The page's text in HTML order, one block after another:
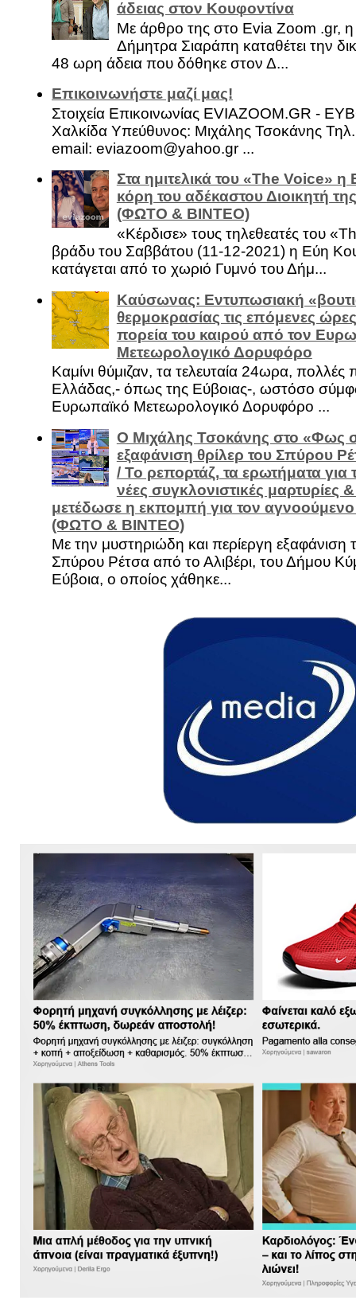
άδειας στον Κουφοντίνα
Με άρθρο της στο Evia Zoom .gr,
Δήμητρα Σιαράπη καταθέτει την
48 ωρη άδεια που δόθηκε στον Δ...
Επικοινωνήστε μαζί μας!
Στοιχεία Επικοινωνίας EVIAZOOM.GR -
Χαλκίδα Υπεύθυνος: Μιχάλης Τσοκάνης
email: eviazoom@yahoo.gr ...
Στα ημιτελικά του «The Voice»
κόρη του αδέκαστου Διοικητή
(ΦΩΤΟ & ΒΙΝΤΕΟ)
«Κέρδισε» τους τηλεθεατές του
βράδυ του Σαββάτου (11-12-2021) η Εύη
κατάγεται από το χωριό Γυμνό του Δήμ...
Καύσωνας: Εντυπωσιακή
θερμοκρασίας τις επόμενες
πορεία του καιρού από τον
Μετεωρολογικό Δορυφόρο
Καμίνι θύμιζαν, τα τελευταία 24ωρα, πολλές
Ελλάδας,- όπως της Εύβοιας-, ωστόσο
Ευρωπαϊκό Μετεωρολογικό Δορυφόρο ...
Ο Μιχάλης Τσοκάνης στο «Φως
εξαφάνιση θρίλερ του Σπύρου
/ Το ρεπορτάζ, τα ερωτήματα για
νέες συγκλονιστικές μαρτυρίες
μετέδωσε η εκπομπή για τον αγνοούμενο
(ΦΩΤΟ & ΒΙΝΤΕΟ)
Με την μυστηριώδη και περίεργη εξαφάνιση
Σπύρου Ρέτσα από το Αλιβέρι, του Δήμου
Εύβοια, ο οποίος χάθηκε...